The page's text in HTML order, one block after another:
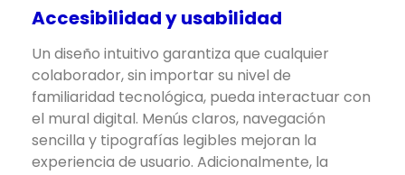
Accesibilidad y usabilidad
Un diseño intuitivo garantiza que cualquier
colaborador, sin importar su nivel de
familiaridad tecnológica, pueda interactuar con
el mural digital. Menús claros, navegación
sencilla y tipografías legibles mejoran la
experiencia de usuario. Adicionalmente, la